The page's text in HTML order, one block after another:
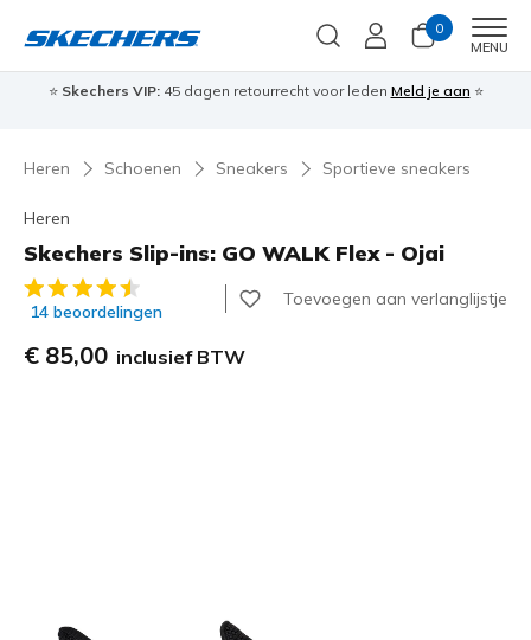
0
MENU
⭐ Skechers VIP:45 dagen retourrecht voor leden Meld je aan ⭐
Heren Schoenen Sneakers Sportieve sneakers
Heren
Skechers Slip-ins: GO WALK Flex - Ojai
5 van de 5 klantbeoordelingen
14 beoordelingen
Toevoegen aan verlanglijstje
€ 85,00 inclusief BTW